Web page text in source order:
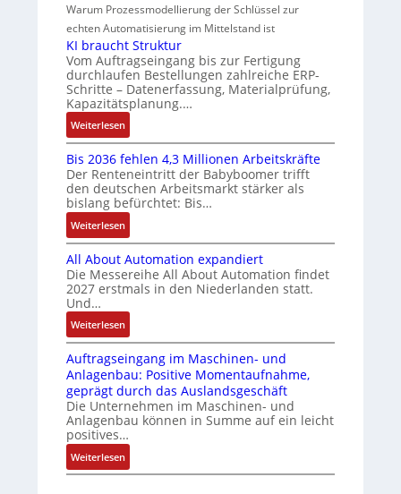
w
a
c
h
u
n
m
e
s
s
u
n
u
n
d
Z
s
t
a
n
b
e
r
w
n
F
a
n
u
c
C
N
C
-
S
y
s
t
e
m
e
i
e
r
u
n
b
e
s
t
ä
t
i
g
t
R
e
i
f
e
g
r
a
d
M
L
3
t
f
ü
r
m
u
l
t
v
a
r
a
b
l
e
e
u
e
r
u
n
g
a
h
t
l
o
s
e
I
n
t
e
g
r
a
t
i
o
v
o
A
G
V
u
n
R
Warum Prozessmodellierung der Schlüssel zur
echten Automatisierung im Mittelstand ist
KI braucht Struktur
Vom Auftragseingang bis zur Fertigung
durchlaufen Bestellungen zahlreiche ERP-
Schritte – Datenerfassung, Materialprüfung,
Kapazitätsplanung.…
Weiterlesen:
K
I
b
r
a
u
c
h
t
S
t
r
u
k
t
u
r
Bis 2036 fehlen 4,3 Millionen Arbeitskräfte
Der Renteneintritt der Babyboomer trifft
den deutschen Arbeitsmarkt stärker als
bislang befürchtet: Bis…
Weiterlesen:
B
i
s
2
0
3
6
f
e
h
l
e
n
4
,
All About Automation expandiert
Die Messereihe All About Automation findet
2027 erstmals in den Niederlanden statt.
Und…
Weiterlesen:
A
l
l
A
b
o
u
t
A
Auftragseingang im Maschinen- und
Anlagenbau: Positive Momentaufnahme,
geprägt durch das Auslandsgeschäft
Die Unternehmen im Maschinen- und
Anlagenbau können in Summe auf ein leicht
positives…
Weiterlesen:
A